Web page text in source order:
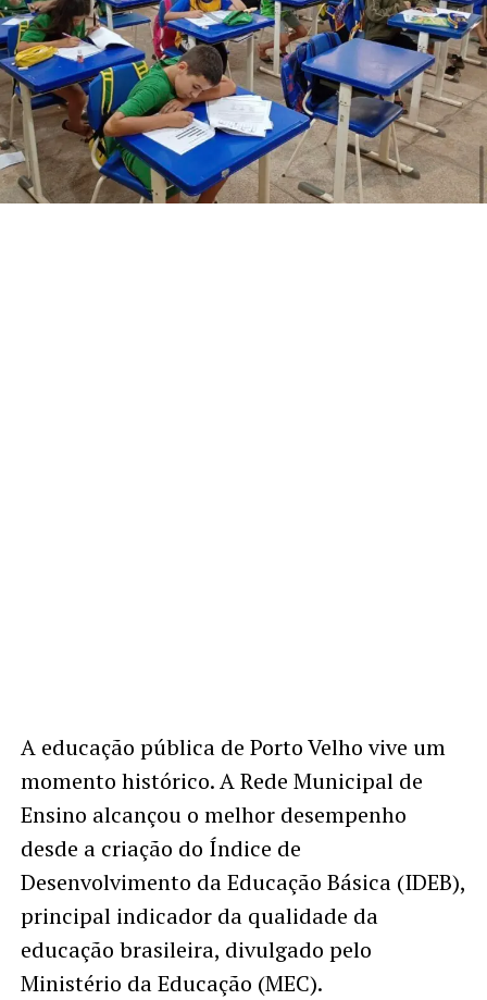
A educação pública de Porto Velho vive um
momento histórico. A Rede Municipal de
Ensino alcançou o melhor desempenho
desde a criação do Índice de
Desenvolvimento da Educação Básica (IDEB),
principal indicador da qualidade da
educação brasileira, divulgado pelo
Ministério da Educação (MEC).